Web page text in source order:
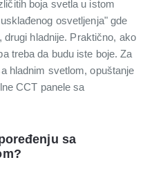
boja svetla u istom
osvetljenja" gde
drugi hladnije. Praktično, ako
treba da budu iste boje. Za
hladnim svetlom, opuštanje
CCT panele sa
sa